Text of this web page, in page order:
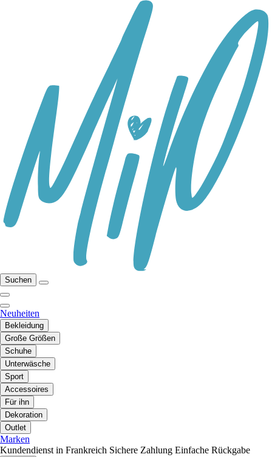
Suchen
Neuheiten
Bekleidung
Große Größen
Schuhe
Unterwäsche
Sport
Accessoires
Für ihn
Dekoration
Outlet
Marken
Kundendienst in Frankreich Sichere Zahlung Einfache Rückgabe